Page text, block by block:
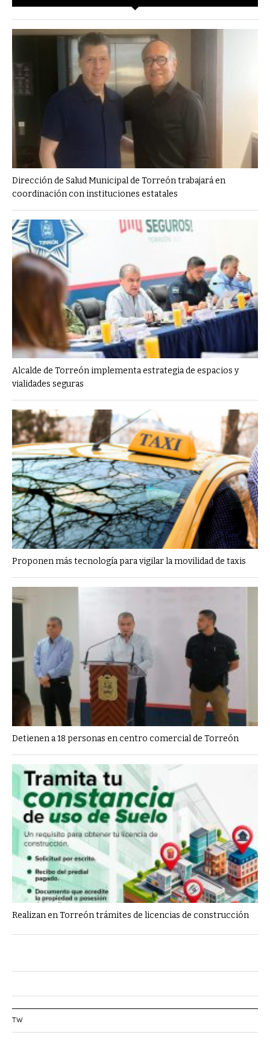
Dirección de Salud Municipal de Torreón trabajará en
coordinación con instituciones estatales
Alcalde de Torreón implementa estrategia de espacios y
vialidades seguras
Proponen más tecnología para vigilar la movilidad de taxis
Detienen a 18 personas en centro comercial de Torreón
Realizan en Torreón trámites de licencias de construcción
TW